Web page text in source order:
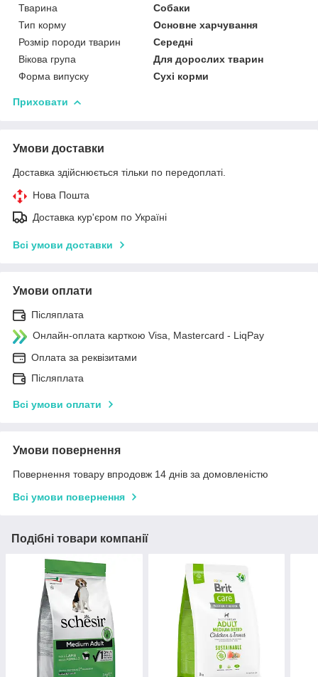
Тварина
Собаки
Тип корму
Основне харчування
Розмір породи тварин
Середні
Вікова група
Для дорослих тварин
Форма випуску
Сухі корми
Приховати
Умови доставки
Доставка здійснюється тільки по передоплаті.
Нова Пошта
Доставка кур'єром по Україні
Всі умови доставки
Умови оплати
Післяплата
Онлайн-оплата карткою Visa, Mastercard - LiqPay
Оплата за реквізитами
Післяплата
Всі умови оплати
Умови повернення
Повернення товару впродовж 14 днів за домовленістю
Всі умови повернення
Подібні товари компанії